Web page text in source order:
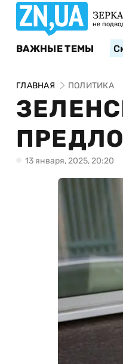
не
ВАЖНЫЕ ТЕМЫ
ГЛАВНАЯ ПОЛИТИКА
13 января, 2025, 20:20